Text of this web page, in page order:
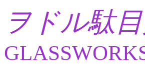
ヲドル駄